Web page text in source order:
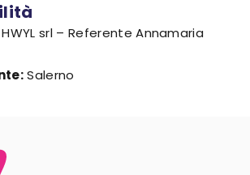
HWYL srl – Referente Annamaria
Salerno